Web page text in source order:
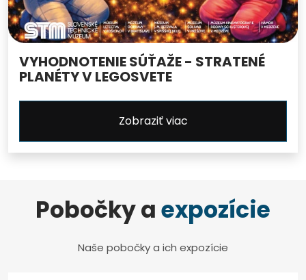
VYHODNOTENIE SÚŤAŽE - STRATENÉ
PLANÉTY V LEGOSVETE
Zobraziť viac
Pobočky aexpozície
Naše pobočky a ich expozície